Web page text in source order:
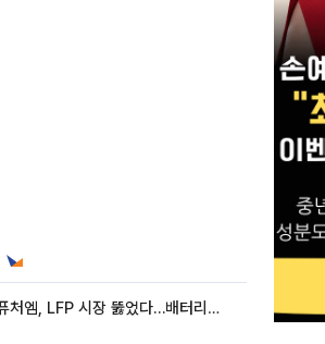
포스코퓨처엠, LFP 시장 뚫었다…배터리사와 대규모 장기 공급 합의